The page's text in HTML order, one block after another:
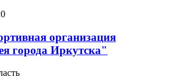
организация
города Иркутска"